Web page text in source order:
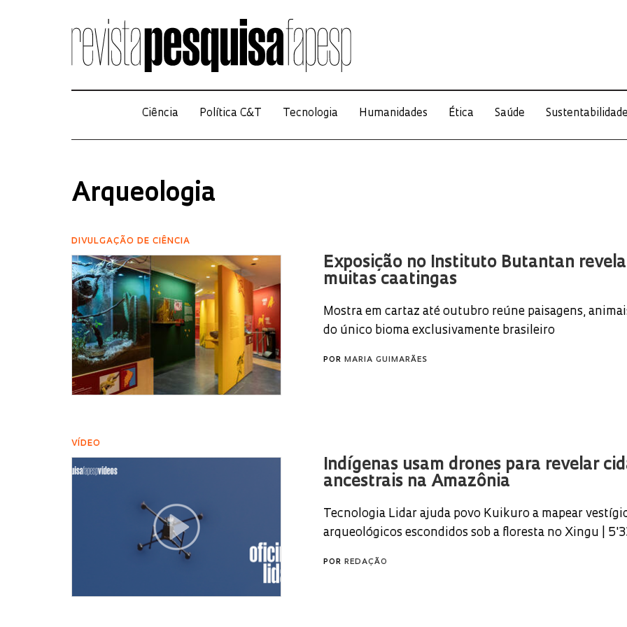
Ciência Política C&T Tecnologia Humanidades Ética Saúde Sustentabilidade
Arqueologia
DIVULGAÇÃO DE CIÊNCIA
Exposição no Instituto Butantan
muitas caatingas
Mostra em cartaz até outubro reúne paisagens,
do único bioma exclusivamente brasileiro
POR MARIA GUIMARÃES
VÍDEO
Indígenas usam drones para revelar
ancestrais na Amazônia
Tecnologia Lidar ajuda povo Kuikuro a mapear
arqueológicos escondidos sob a floresta no Xingu |
POR REDAÇÃO